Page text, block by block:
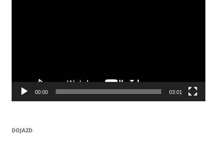
00:00 03:01
DOJAZD